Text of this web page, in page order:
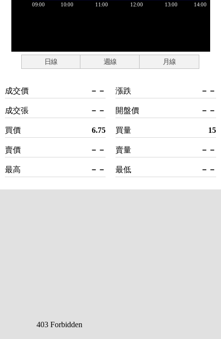
日線 週線 月線
成交價 －－
成交張 －－
買價 6.75
賣價 －－
最高 －－
漲跌 －－
開盤價 －－
買量 15
賣量 －－
最低 －－